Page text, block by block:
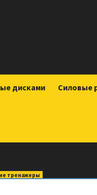
дисками Силовые
тренажеры
тренажер DFC